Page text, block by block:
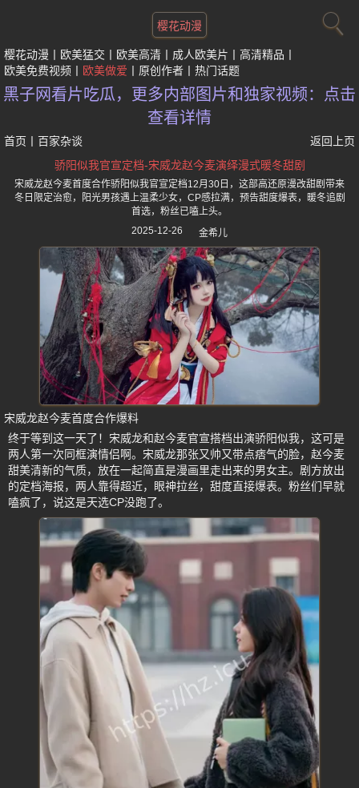
樱花动漫
樱花动漫 欧美猛交 欧美高清 成人欧美片
高清精品
欧美免费视频
欧美做爱 原创作者 热门话题
黑子网看片吃瓜，更多内部图片和独家视频：点击
查看详情
首页 百家杂谈
返回上页
骄阳似我官宣定档-宋威龙赵今麦演绎漫式暖冬甜剧
宋威龙赵今麦首度合作骄阳似我官宣定档12月30日，这部高还原漫改甜剧带来
冬日限定治愈，阳光男孩遇上温柔少女，CP感拉满，预告甜度爆表，暖冬追剧
首选，粉丝已嗑上头。
2025-12-26
金希儿
宋威龙赵今麦首度合作爆料
终于等到这一天了！宋威龙和赵今麦官宣搭档出演骄阳似我，这可是
两人第一次同框演情侣啊。宋威龙那张又帅又带点痞气的脸，赵今麦
甜美清新的气质，放在一起简直是漫画里走出来的男女主。剧方放出
的定档海报，两人靠得超近，眼神拉丝，甜度直接爆表。粉丝们早就
嗑疯了，说这是天选CP没跑了。